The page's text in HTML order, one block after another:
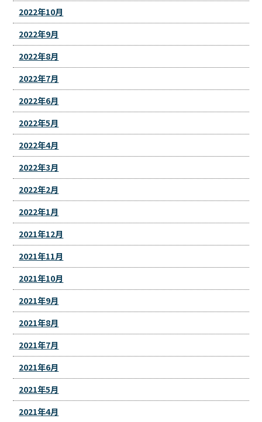
2022年10月
2022年9月
2022年8月
2022年7月
2022年6月
2022年5月
2022年4月
2022年3月
2022年2月
2022年1月
2021年12月
2021年11月
2021年10月
2021年9月
2021年8月
2021年7月
2021年6月
2021年5月
2021年4月